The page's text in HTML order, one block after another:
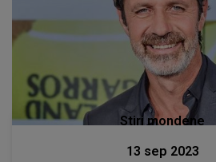
Stiri mondene
13 sep 2023